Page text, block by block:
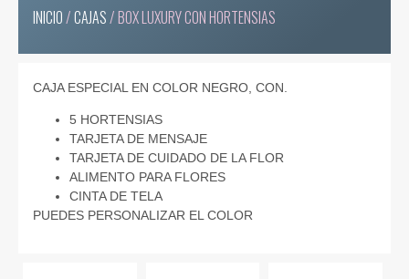
INICIO/CAJAS/ BOX LUXURY CON HORTENSIAS
CAJA ESPECIAL EN COLOR NEGRO, CON.
5 HORTENSIAS
TARJETA DE MENSAJE
TARJETA DE CUIDADO DE LA FLOR
ALIMENTO PARA FLORES
CINTA DE TELA
PUEDES PERSONALIZAR EL COLOR